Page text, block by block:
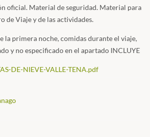
oficial. Material de seguridad. Material para
de Viaje y de las actividades.
la primera noche, comidas durante el viaje,
y no especificado en el apartado INCLUYE
DE-NIEVE-VALLE-TENA.pdf